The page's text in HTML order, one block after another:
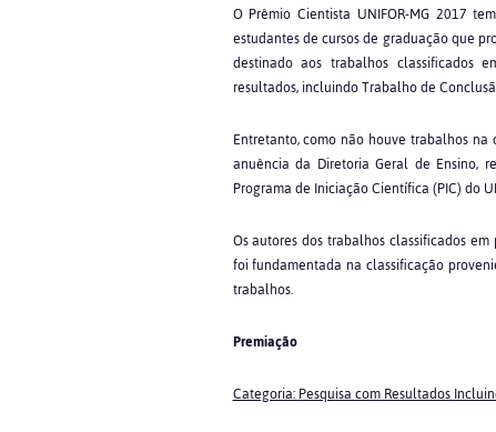
O Prêmio Cientista UNIFOR-MG 2017
estudantes de cursos de graduação que
destinado aos trabalhos classificados
resultados, incluindo Trabalho de
Entretanto, como não houve trabalhos na
anuência da Diretoria Geral de Ensino,
Programa de Iniciação Científica (PIC) do
Os autores dos trabalhos classificados
foi fundamentada na classificação
trabalhos.
Premiação
Categoria: Pesquisa com Resultados